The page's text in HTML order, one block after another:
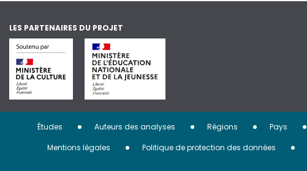
LES PARTENAIRES DU PROJET
Menu
Pied
Études Auteurs des analyses Régions Pays
Mentions légales
Politique de protection des données